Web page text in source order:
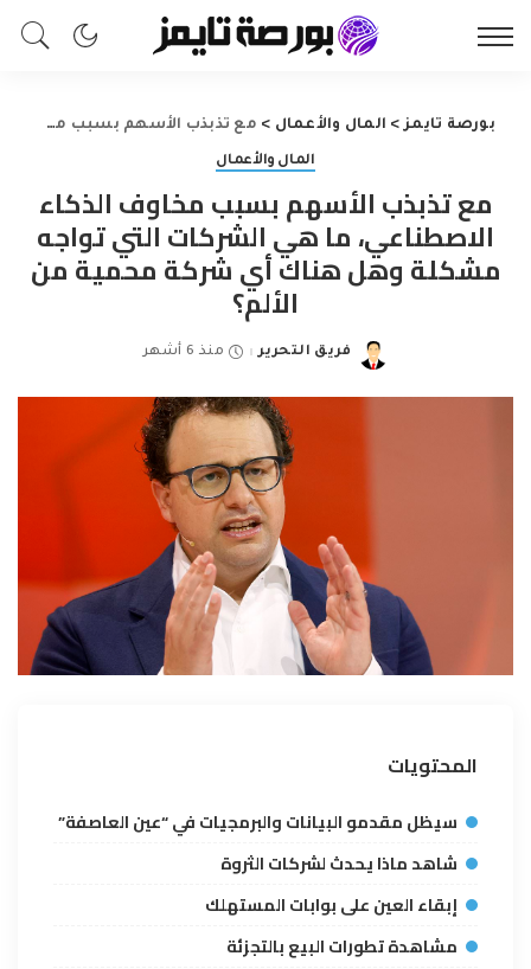
بورصة تايمز> المال والأعمال > مع تذبذب الأسهم بسبب مخاوف الذكاء الاصطناعي، ما هي الشركات التي تواجه مشكلة وهل هناك أي شركة محمية من الألم؟
المال والأعمال
مع تذبذب الأسهم بسبب مخاوف الذكاء
الاصطناعي، ما هي الشركات التي تواجه
مشكلة وهل هناك أي شركة محمية من
الألم؟
Posted
فريق التحرير منذ 6 أشهر
المحتويات
سيظل مقدمو البيانات والبرمجيات في “عين العاصفة”
شاهد ماذا يحدث لشركات الثروة
إبقاء العين على بوابات المستهلك
مشاهدة تطورات البيع بالتجزئة